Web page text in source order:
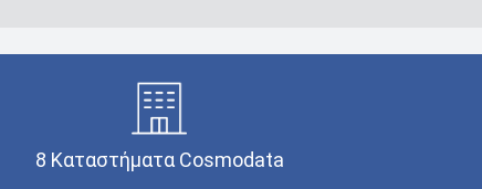
8 Καταστήματα Cosmodata